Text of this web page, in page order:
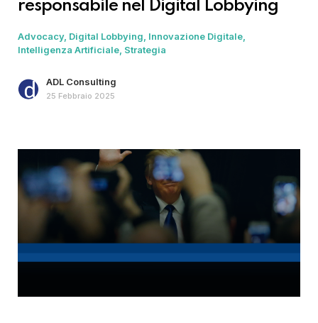
responsabile nel Digital Lobbying
Advocacy Digital Lobbying Innovazione Digitale
Intelligenza Artificiale Strategia
ADL Consulting
25 Febbraio 2025